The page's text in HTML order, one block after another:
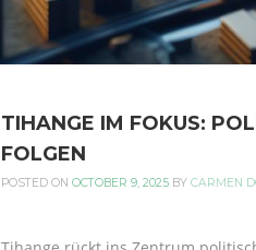
TIHANGE IM FOKUS:
FOLGEN
POSTED ON OCTOBER 9, 2025 BY CARMEN